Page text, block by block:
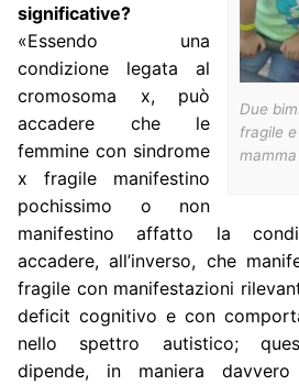
Due
fragile
significative?
«Essendo una
condizione legata al
cromosoma x, può
accadere che le
femmine con sindrome
x fragile manifestino
pochissimo o non
manifestino affatto la
accadere, all’inverso, che
fragile con manifestazioni
deficit cognitivo e con
nello spettro autistico;
dipende, in maniera